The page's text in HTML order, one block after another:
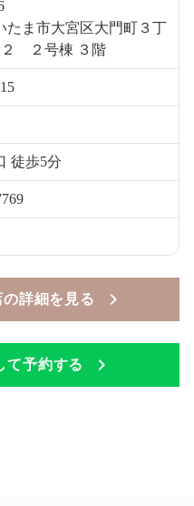
たま市大宮区大門町３丁
２ ２号棟 ３階
徒歩5分
詳細を見る
予約する